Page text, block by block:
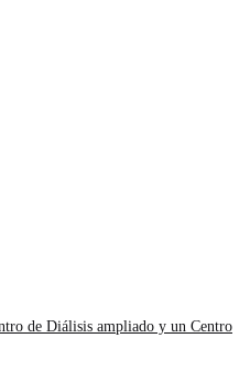
de Diálisis ampliado y un Centro